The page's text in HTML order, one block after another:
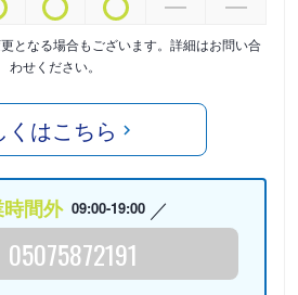
となる場合もございます。詳細はお問い合
わせください。
くはこちら
間外 09:00-19:00
05075872191